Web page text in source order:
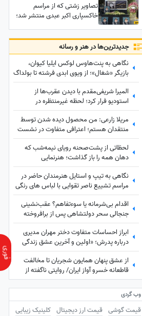
بهنوش طباطبایی، محسن کیایی،
بهاره رهنما و... در مراسم تشییع
مرد خنده‌های ایران
تصاویر زشتی که از مراسم
خاکسپاری اکبر عبدی منتشر شد؛
صحنه‌هایی بود که بسیاری را
ناراحت کرد!
جدید‌ترین‌ها در هنر و رسانه
نگاهی به پنت‌هاوس لوکس ایلیا کیوان،
بازیگر «شغال»؛ از ویوی ابدی فرشته تا بولداگ
دوست‌داشتنی و دکوراسیون چشم‌نواز
المیرا شریفی‌مقدم با دیدن عقرب‌ها از
استودیو فرار کرد؛ لحظه غیرمنتظره در
«صبحانه ایرانی» + ویدئو
مریلا زارعی: من محصول دیده شدن توسط
منتقدان هستم؛ اعترافی متفاوت در نشست
خبری «موسی کلیم‌الله» + ویدئو
لحظاتی از پشت‌صحنه رویای نیمه‌شب که
دهان همه را باز گذاشت؛ هنرنمایی
حیرت‌انگیز و جانانه روزبه حصاری بدون
بدلکار!+ویدیو
نگاهی به تیپ و استایل هنرمندان حاضر در
مراسم تشییع ناصر تقوایی با لباس های رنگی
و سفید به سفارش همسر آن مرحوم/ محسن
شریفیان، شهاب حسینی، مارال بنی آدم،
ستاره اسکندری و...
اقدام بی‌شرمانه یا سوءتفاهم؟ عقب‌نشینی
جنجالی سحر دولتشاهی پس از برافروخته
شدن غضب عمومی در پی استوری «اذان»!
ابراز احساسات متفاوت دختر مهران مدیری
درباره پدرش؛ «اولین و آخرین عشق زندگی
من بابامه» + ویدئو
از عشق پنهان همایون شجریان تا مخالفت
قاطعانه خسرو آواز ایران/ روایتی ناگفته از
رویایی که در سایه موسیقی ماند!
وب گردی
قیمت گوشی قیمت ارز دیجیتال کلینیک زیبایی